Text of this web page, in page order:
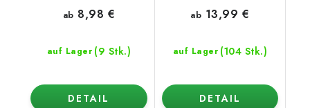
auf Lager (9 Stk.)
ab 8,98 €
DETAIL
auf Lager (104 Stk.)
ab 13,99 €
DETAIL